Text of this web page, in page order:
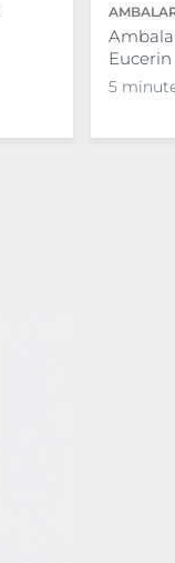
EUCERIN
Eucerin
5